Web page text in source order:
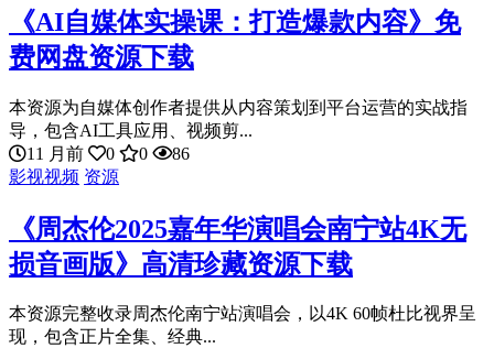
《AI自媒体实操课：打造爆款内容》免
费网盘资源下载
本资源为自媒体创作者提供从内容策划到平台运营的实战指
导，包含AI工具应用、视频剪...
11 月前
0 0
86
影视视频 资源
《周杰伦2025嘉年华演唱会南宁站4K无
损音画版》高清珍藏资源下载
本资源完整收录周杰伦南宁站演唱会，以4K 60帧杜比视界呈
现，包含正片全集、经典...